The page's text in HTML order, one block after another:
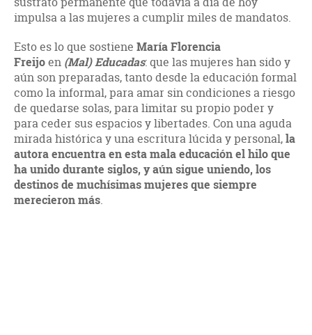
impulsa a las mujeres a cumplir miles de mandatos.
Esto es lo que sostiene María Florencia
Freijoen (Mal) Educadas: que las mujeres han sido y
aún son preparadas, tanto desde la educación formal
como la informal, para amar sin condiciones a riesgo
de quedarse solas, para limitar su propio poder y
para ceder sus espacios y libertades. Con una aguda
mirada histórica y una escritura lúcida y personal,la
autora encuentra en esta mala educación el hilo que
ha unido durante siglos, y aún sigue uniendo, los
destinos de muchísimas mujeres que siempre
merecieron más.